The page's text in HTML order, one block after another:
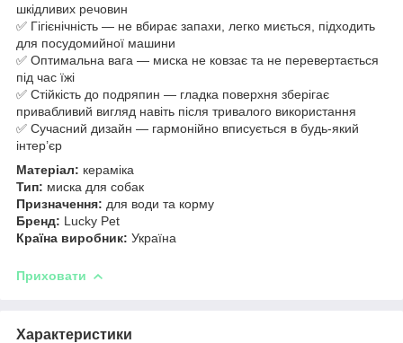
шкідливих речовин
✅ Гігієнічність — не вбирає запахи, легко миється, підходить
для посудомийної машини
✅ Оптимальна вага — миска не ковзає та не перевертається
під час їжі
✅ Стійкість до подряпин — гладка поверхня зберігає
привабливий вигляд навіть після тривалого використання
✅ Сучасний дизайн — гармонійно вписується в будь-який
інтер’єр
Матеріал: кераміка
Тип: миска для собак
Призначення: для води та корму
Бренд: Lucky Pet
Країна виробник: Україна
Приховати
Характеристики